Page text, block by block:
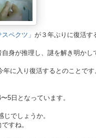
スペクツ」 が３年ぶりに復活す
身が推理し、謎を解き明かし
に入り復活するとのことです
5日となっています。
でしょうか。
すね。